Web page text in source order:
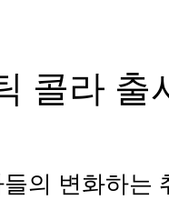
콜라 출
의 변화하는